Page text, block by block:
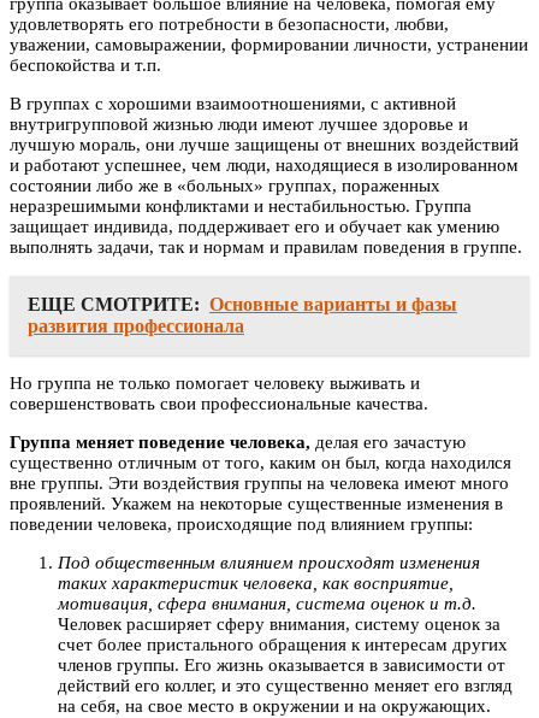
группа оказывает большое влияние на человека, помогая ему
удовлетворять его потребности в безопасности, любви,
уважении, самовыражении, формировании личности, устранении
беспокойства и т.п.
В группах с хорошими взаимоотношениями, с активной
внутригрупповой жизнью люди имеют лучшее здоровье и
лучшую мораль, они лучше защищены от внешних воздействий
и работают успешнее, чем люди, находящиеся в изолированном
состоянии либо же в «больных» группах, пораженных
неразрешимыми конфликтами и нестабильностью. Группа
защищает индивида, поддерживает его и обучает как умению
выполнять задачи, так и нормам и правилам поведения в группе.
ЕЩЕ СМОТРИТЕ: Основные варианты и фазы
развития профессионала
Но группа не только помогает человеку выживать и
совершенствовать свои профессиональные качества.
Группа меняет поведение человека, делая его зачастую
существенно отличным от того, каким он был, когда находился
вне группы. Эти воздействия группы на человека имеют много
проявлений. Укажем на некоторые существенные изменения в
поведении человека, происходящие под влиянием группы:
Под общественным влиянием происходят изменения
таких характеристик человека, как восприятие,
мотивация, сфера внимания, система оценок и т.д.
Человек расширяет сферу внимания, систему оценок за
счет более пристального обращения к интересам других
членов группы. Его жизнь оказывается в зависимости от
действий его коллег, и это существенно меняет его взгляд
на себя, на свое место в окружении и на окружающих.